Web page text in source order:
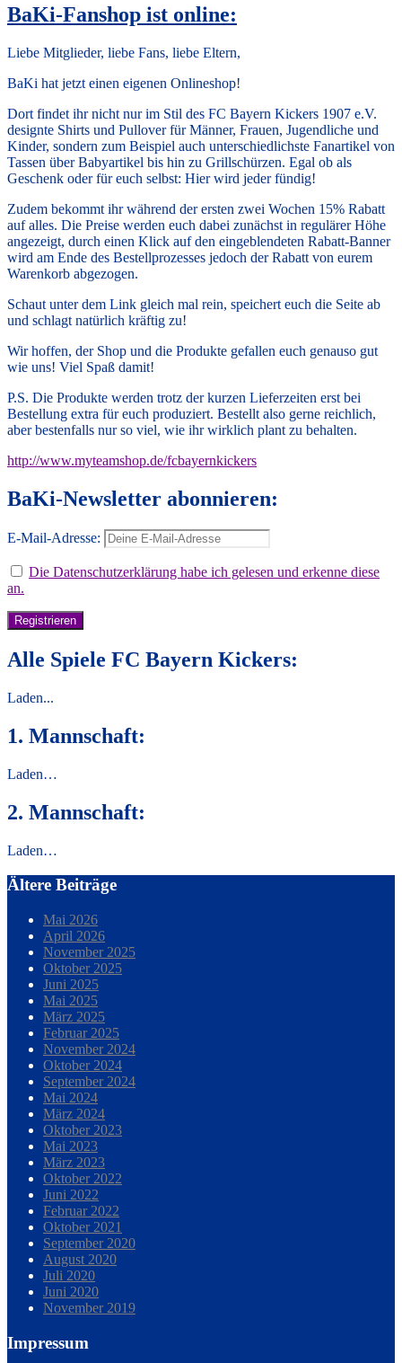
BaKi-Fanshop ist online:
Liebe Mitglieder, liebe Fans, liebe Eltern,
BaKi hat jetzt einen eigenen Onlineshop!
Dort findet ihr nicht nur im Stil des FC Bayern Kickers 1907 e.V.
designte Shirts und Pullover für Männer, Frauen, Jugendliche und
Kinder, sondern zum Beispiel auch unterschiedlichste Fanartikel von
Tassen über Babyartikel bis hin zu Grillschürzen. Egal ob als
Geschenk oder für euch selbst: Hier wird jeder fündig!
Zudem bekommt ihr während der ersten zwei Wochen 15% Rabatt
auf alles. Die Preise werden euch dabei zunächst in regulärer Höhe
angezeigt, durch einen Klick auf den eingeblendeten Rabatt-Banner
wird am Ende des Bestellprozesses jedoch der Rabatt von eurem
Warenkorb abgezogen.
Schaut unter dem Link gleich mal rein, speichert euch die Seite ab
und schlagt natürlich kräftig zu!
Wir hoffen, der Shop und die Produkte gefallen euch genauso gut
wie uns! Viel Spaß damit!
P.S. Die Produkte werden trotz der kurzen Lieferzeiten erst bei
Bestellung extra für euch produziert. Bestellt also gerne reichlich,
aber bestenfalls nur so viel, wie ihr wirklich plant zu behalten.
http://www.myteamshop.de/fcbayernkickers
BaKi-Newsletter abonnieren:
E-Mail-Adresse:
Die Datenschutzerklärung habe ich gelesen und erkenne diese
an.
Alle Spiele FC Bayern Kickers:
Laden...
1. Mannschaft:
Laden…
2. Mannschaft:
Laden…
Ältere Beiträge
Mai 2026
April 2026
November 2025
Oktober 2025
Juni 2025
Mai 2025
März 2025
Februar 2025
November 2024
Oktober 2024
September 2024
Mai 2024
März 2024
Oktober 2023
Mai 2023
März 2023
Oktober 2022
Juni 2022
Februar 2022
Oktober 2021
September 2020
August 2020
Juli 2020
Juni 2020
November 2019
Impressum